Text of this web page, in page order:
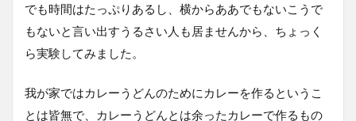
でも時間はたっぷりあるし、横からああでもないこうで
もないと言い出すうるさい人も居ませんから、ちょっく
ら実験してみました。
我が家ではカレーうどんのためにカレーを作るというこ
とは皆無で、カレーうどんとは余ったカレーで作るもの